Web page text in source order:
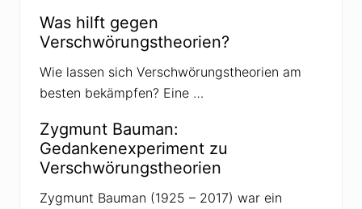
c
h
t
g
a
n
v
i
d
-
9
Was hilft gegen
Verschwörungstheorien?
Wie lassen sich Verschwörungstheorien am
besten bekämpfen? Eine …
Zygmunt Bauman:
Gedankenexperiment zu
Verschwörungstheorien
Zygmunt Bauman (1925 – 2017) war ein